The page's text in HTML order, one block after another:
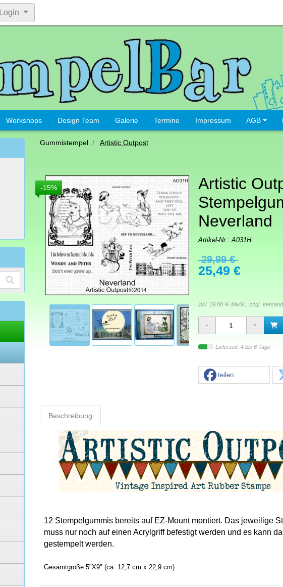
Login
Workshops Design Team Galerie Termine Impressum AGB
Gummistempel Artistic Outpost
-15%
Artistic
Neverland
Artikel-Nr.:A031H
29,99 €
25,49 €
inkl. 19,00 % MwSt., zzgl.
Lieferzeit: 4 bis 6 Tage
teilen
Beschreibung
12 Stempelgummis bereits auf EZ-Mount montiert. Das jeweilige
muss nur noch auf einen Acrylgriff befestigt werden und es kann
gestempelt werden.
Gesamtgröße 5"X9" (ca. 12,7 cm x 22,9 cm)